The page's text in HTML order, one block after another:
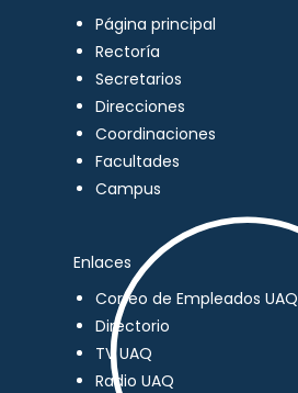
Página principal
Rectoría
Secretarios
Direcciones
Coordinaciones
Facultades
Campus
Enlaces
Correo de Empleados UAQ
Directorio
TV UAQ
Radio UAQ